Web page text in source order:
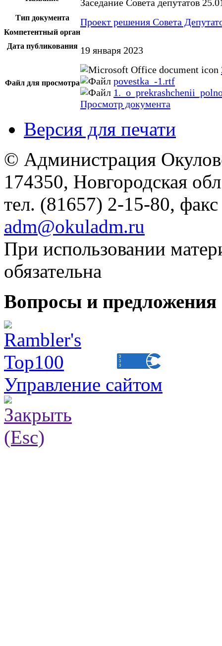
Заседание Совета депутатов
Тип документа Проект решения Совета
Компетентный орган
Дата публикования 19 января 2023
Файл для просмотра
povestka_-1.rtf
Просмотр документа
Версия для печати
© Администрация
174350, Новгородская
тел. (81657) 2-15-80,
adm@okuladm.ru
При использовании
обязательна
Вопросы и
Управление сайтом